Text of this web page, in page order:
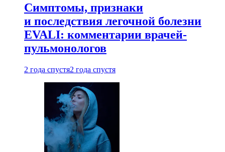
Симптомы, признаки
и последствия легочной болезни
EVALI: комментарии врачей-
пульмонологов
2 года спустя2 года спустя